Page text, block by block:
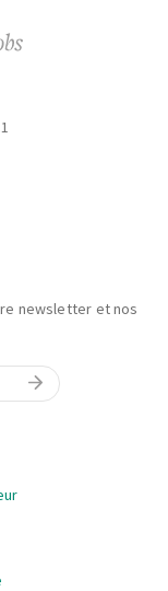
et assurer un
newsletter et nos